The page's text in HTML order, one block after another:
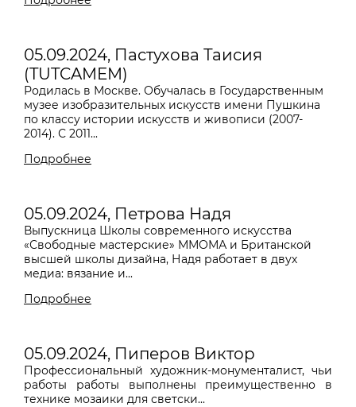
05.09.2024, Пастухова Таисия
(TUTCAMEM)
Родилась в Москве. Обучалась в Государственным
музее изобразительных искусств имени Пушкина
по классу истории искусств и живописи (2007-
2014). С 2011...
Подробнее
05.09.2024, Петрова Надя
Выпускница Школы современного искусства
«Свободные мастерские» ММОМА и Британской
высшей школы дизайна, Надя работает в двух
медиа: вязание и...
Подробнее
05.09.2024, Пиперов Виктор
Профессиональный художник-монументалист, чьи
работы работы выполнены преимущественно в
технике мозаики для светски...